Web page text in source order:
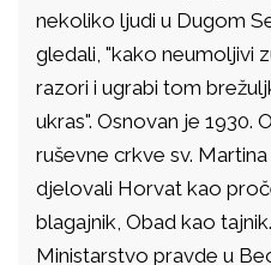
nekoliko ljudi u Dugom
gledali, "kako neumoljivi
razori i ugrabi tom
ukras". Osnovan je 1930.
ruševne crkve sv.
djelovali Horvat kao
blagajnik, Obad kao
Ministarstvo pravde u